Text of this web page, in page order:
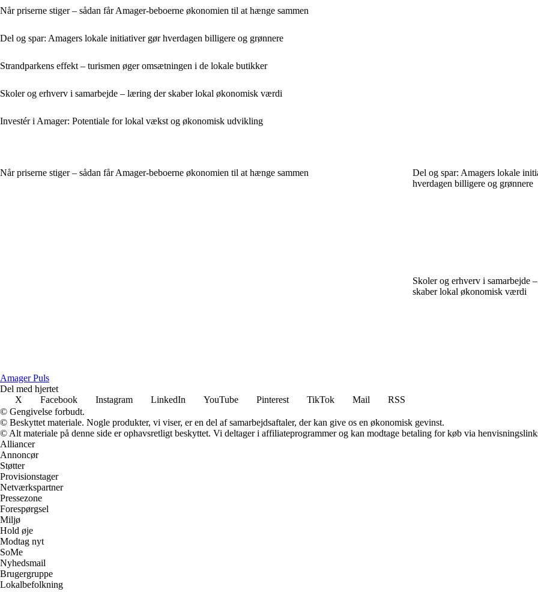
Når priserne stiger – sådan får Amager-beboerne økonomien til at hænge sammen
Del og spar: Amagers lokale initiativer gør hverdagen billigere og grønnere
Strandparkens effekt – turismen øger omsætningen i de lokale butikker
Skoler og erhverv i samarbejde – læring der skaber lokal økonomisk værdi
Investér i Amager: Potentiale for lokal vækst og økonomisk udvikling
Når priserne stiger – sådan får Amager-beboerne økonomien til at hænge sammen
Del og spar: Amagers lokale
hverdagen billigere og grønnere
Skoler og erhverv i samarbejde
skaber lokal økonomisk værdi
Amager Puls
Del med hjertet
X
Facebook Instagram LinkedIn YouTube Pinterest TikTok Mail
RSS
© Gengivelse forbudt.
© Beskyttet materiale. Nogle produkter, vi viser, er en del af samarbejdsaftaler, der kan give os en økonomisk gevinst.
© Alt materiale på denne side er ophavsretligt beskyttet. Vi deltager i affiliateprogrammer og kan modtage betaling for køb via
Alliancer
Annoncør
Støtter
Provisionstager
Netværkspartner
Pressezone
Forespørgsel
Miljø
Hold øje
Modtag nyt
SoMe
Nyhedsmail
Brugergruppe
Lokalbefolkning